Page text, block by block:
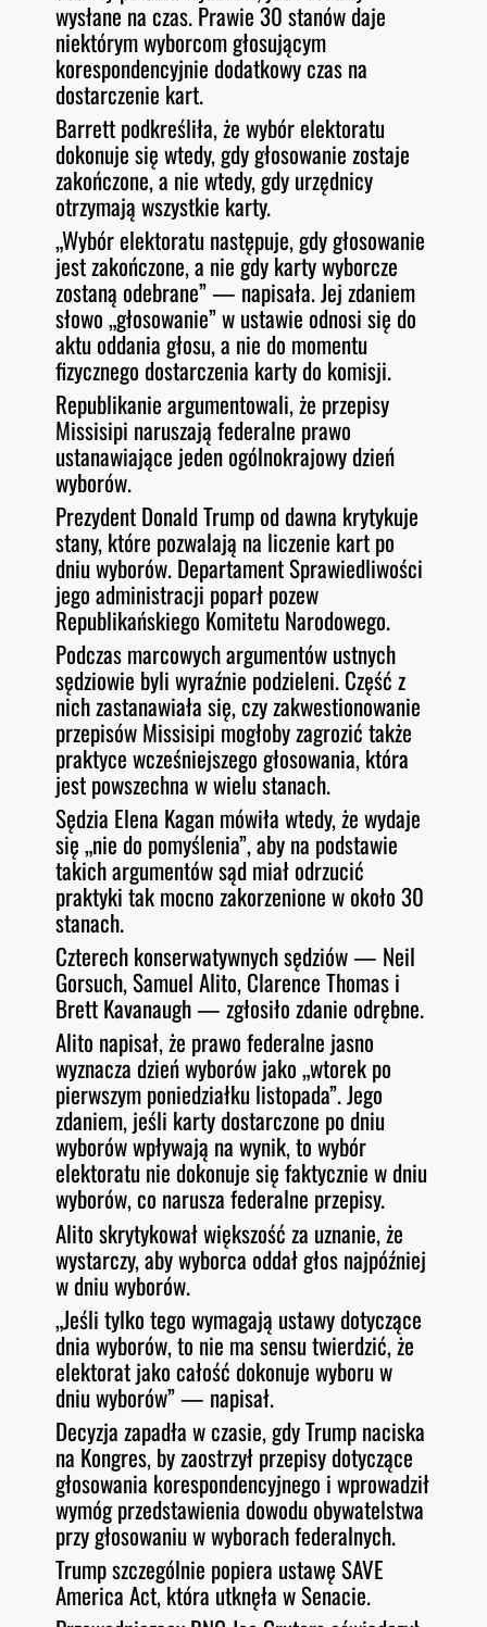
wysłane na czas. Prawie 30 stanów daje
niektórym wyborcom głosującym
korespondencyjnie dodatkowy czas na
dostarczenie kart.
Barrett podkreśliła, że wybór elektoratu
dokonuje się wtedy, gdy głosowanie zostaje
zakończone, a nie wtedy, gdy urzędnicy
otrzymają wszystkie karty.
„Wybór elektoratu następuje, gdy głosowanie
jest zakończone, a nie gdy karty wyborcze
zostaną odebrane” — napisała. Jej zdaniem
słowo „głosowanie” w ustawie odnosi się do
aktu oddania głosu, a nie do momentu
fizycznego dostarczenia karty do komisji.
Republikanie argumentowali, że przepisy
Missisipi naruszają federalne prawo
ustanawiające jeden ogólnokrajowy dzień
wyborów.
Prezydent Donald Trump od dawna krytykuje
stany, które pozwalają na liczenie kart po
dniu wyborów. Departament Sprawiedliwości
jego administracji poparł pozew
Republikańskiego Komitetu Narodowego.
Podczas marcowych argumentów ustnych
sędziowie byli wyraźnie podzieleni. Część z
nich zastanawiała się, czy zakwestionowanie
przepisów Missisipi mogłoby zagrozić także
praktyce wcześniejszego głosowania, która
jest powszechna w wielu stanach.
Sędzia Elena Kagan mówiła wtedy, że wydaje
się „nie do pomyślenia”, aby na podstawie
takich argumentów sąd miał odrzucić
praktyki tak mocno zakorzenione w około 30
stanach.
Czterech konserwatywnych sędziów — Neil
Gorsuch, Samuel Alito, Clarence Thomas i
Brett Kavanaugh — zgłosiło zdanie odrębne.
Alito napisał, że prawo federalne jasno
wyznacza dzień wyborów jako „wtorek po
pierwszym poniedziałku listopada”. Jego
zdaniem, jeśli karty dostarczone po dniu
wyborów wpływają na wynik, to wybór
elektoratu nie dokonuje się faktycznie w dniu
wyborów, co narusza federalne przepisy.
Alito skrytykował większość za uznanie, że
wystarczy, aby wyborca oddał głos najpóźniej
w dniu wyborów.
„Jeśli tylko tego wymagają ustawy dotyczące
dnia wyborów, to nie ma sensu twierdzić, że
elektorat jako całość dokonuje wyboru w
dniu wyborów” — napisał.
Decyzja zapadła w czasie, gdy Trump naciska
na Kongres, by zaostrzył przepisy dotyczące
głosowania korespondencyjnego i wprowadził
wymóg przedstawienia dowodu obywatelstwa
przy głosowaniu w wyborach federalnych.
Trump szczególnie popiera ustawę SAVE
America Act, która utknęła w Senacie.